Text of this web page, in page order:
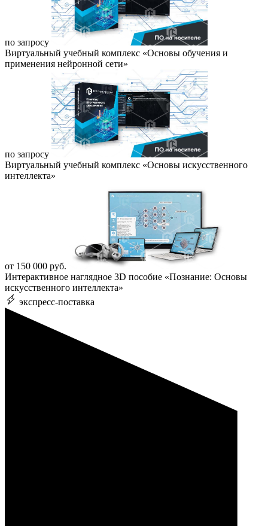
по запросу
Виртуальный учебный комплекс «Основы обучения и
применения нейронной сети»
по запросу
Виртуальный учебный комплекс «Основы искусственного
интеллекта»
от 150 000 руб.
Интерактивное наглядное 3D пособие «Познание: Основы
искусственного интеллекта»
экспресс-поставка